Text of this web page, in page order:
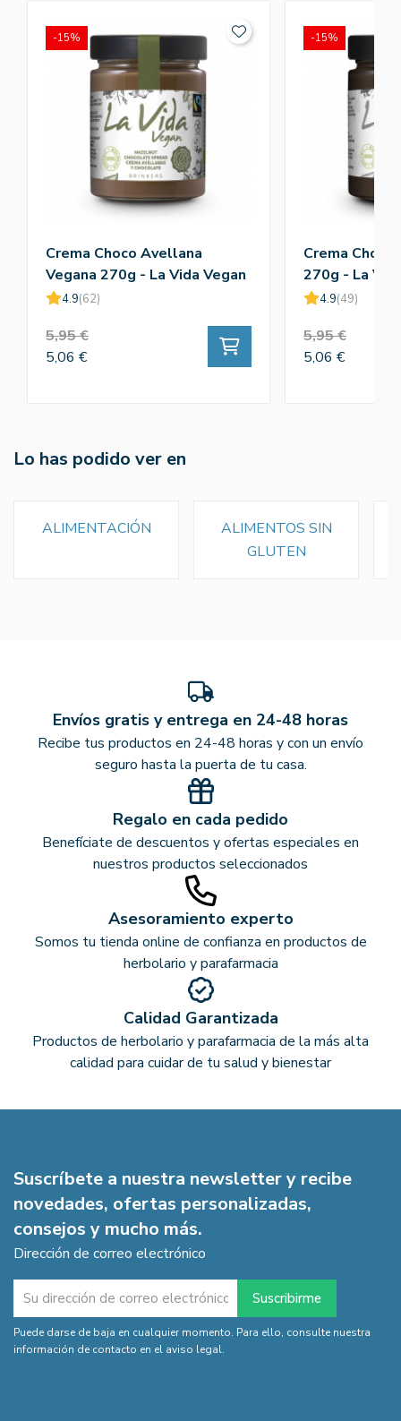
Crema Choco Avellana
Vegana 270g - La Vida Vegan
4.9(62)
5,95 €
5,06 €
-15%
Crema
270g - La
4.9(49)
5,95 €
5,06 €
-15%
Lo has podido ver en
ALIMENTACIÓN
ALIMENTOS SIN
GLUTEN
Envíos gratis y entrega en 24-48 horas
Recibe tus productos en 24-48 horas y con un envío
seguro hasta la puerta de tu casa.
Regalo en cada pedido
Benefíciate de descuentos y ofertas especiales en
nuestros productos seleccionados
Asesoramiento experto
Somos tu tienda online de confianza en productos de
herbolario y parafarmacia
Calidad Garantizada
Productos de herbolario y parafarmacia de la más alta
calidad para cuidar de tu salud y bienestar
Suscríbete a nuestra newsletter y recibe
novedades, ofertas personalizadas,
consejos y mucho más.
Dirección de correo electrónico
Puede darse de baja en cualquier momento. Para ello, consulte nuestra
información de contacto en el aviso legal.